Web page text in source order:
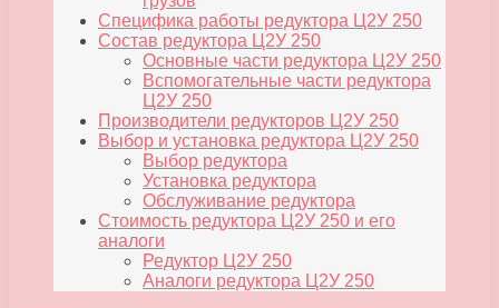
Специфика работы редуктора Ц2У 250
Состав редуктора Ц2У 250
Основные части редуктора Ц2У 250
Вспомогательные части редуктора
Ц2У 250
Производители редукторов Ц2У 250
Выбор и установка редуктора Ц2У 250
Выбор редуктора
Установка редуктора
Обслуживание редуктора
Стоимость редуктора Ц2У 250 и его
аналоги
Редуктор Ц2У 250
Аналоги редуктора Ц2У 250